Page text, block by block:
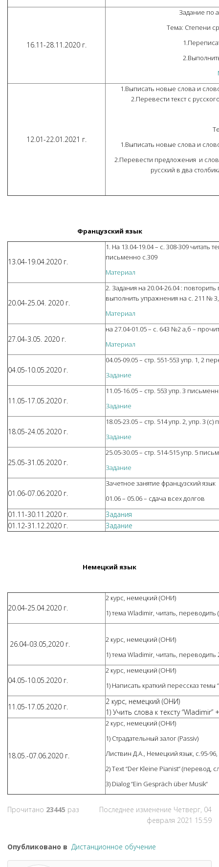
16.11-28.11.2020 г.
Задание по
Тема: Степени
12.01-22.01.2021 г.
1.Выписать новые слова и
2.Перевести текст с
1.Выписать новые слова и
2.Перевести предложения и
русский в два
Французский язык
13.04-19.04.2020 г.
1. На 13.04-19.04 – с. 308-309 читать
письменно с.309
Материал
20.04-25.04. 2020 г.
2. Задания на 20.04-26.04 :
выполнить упражнения на с. 211 №
Материал
27.04-3.05. 2020 г.
на 27.04-01.05 – с. 643 №2 а,б –
Материал
04.05-10.05.2020 г.
04.05-09.05 – стр. 551-553 упр. 1, 2
Задание
11.05-17.05.2020 г.
11.05-16.05 – стр. 553 упр. 3
Задание
18.05-24.05.2020 г.
18.05-23.05 – стр. 514 упр. 2, упр. 3
Задание
25.05-31.05.2020 г.
25.05-30.05 – стр. 514-515 упр. 5
Задание
01.06-07.06.2020 г.
Зачетное занятие французский язык
01.06 – 05.06 – сдача всех долгов
01.11-30.11.2020 г.
Задания
01.12-31.12.2020 г.
Задание
Немецкий язык
20.04-25.04.2020 г.
2 курс, немецкий (ОНИ)
1) тема Wladimir, читать, переводить
26.04-03.05,2020 г.
2 курс, немецкий (ОНИ)
1) тема Wladimir, читать,
04.05-10.05.2020 г.
2 курс, немецкий (ОНИ)
1) Написать краткий перессказ
11.05-17.05.2020 г.
2 курс, немецкий (ОНИ)
1) Учить слова к тексту
18.05.-07.06.2020 г.
2 курс, немецкий (ОНИ)
1) Страдательный залог (Passiv)
Листвин Д.А., Немецкий язык, с.95-96,
2) Text “Der Kleine Pianist“ (перевод,
3) Dialog “Ein Gespräch über Musik“
Прочитано 23445 раз
Последнее изменение Четверг, 04
февраля 2021 15:59
Опубликовано в Дистанционное обучение